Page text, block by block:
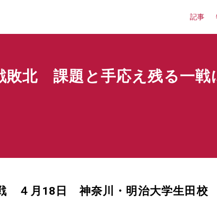
記事
敗北 課題と手応え残る一戦
４月18日 神奈川・明治大学生田校